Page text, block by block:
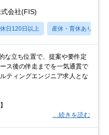
会社(FIS)
休日120日以上 産休・育休あり
な立ち位置で、提案や要件定
ス後の伴走までを一気通貫で
ティングエンジニア求人とな
…続きを読む